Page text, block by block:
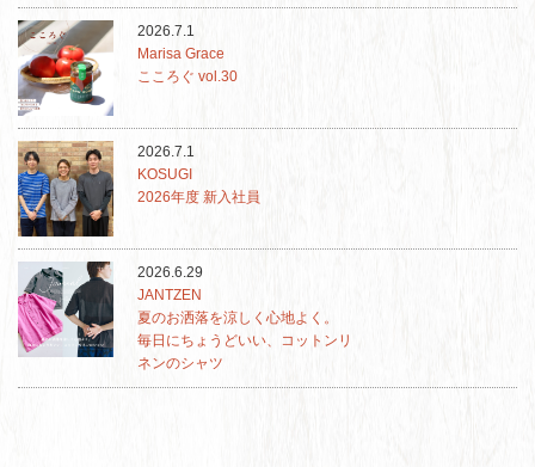
2026.7.1
Marisa Grace
こころぐ vol.30
2026.7.1
KOSUGI
2026年度 新入社員
2026.6.29
JANTZEN
夏のお洒落を涼しく心地よく。
毎日にちょうどいい、コットンリ
ネンのシャツ